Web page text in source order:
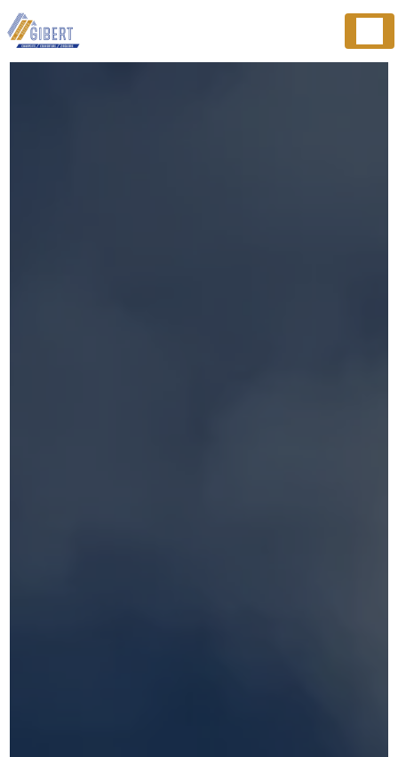
Panneau de gestion des cookies